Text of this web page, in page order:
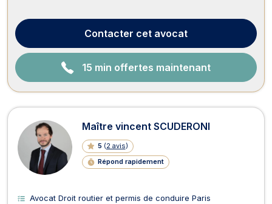
de la famille, Maître Harald INGOLD vous assiste dans toutes
les procédures liées ...Contacter cet avocat
15 min offertes maintenant
Maître vincent SCUDERONI
5 (2 avis)
Répond rapidement
Avocat Droit routier et permis de conduire Paris